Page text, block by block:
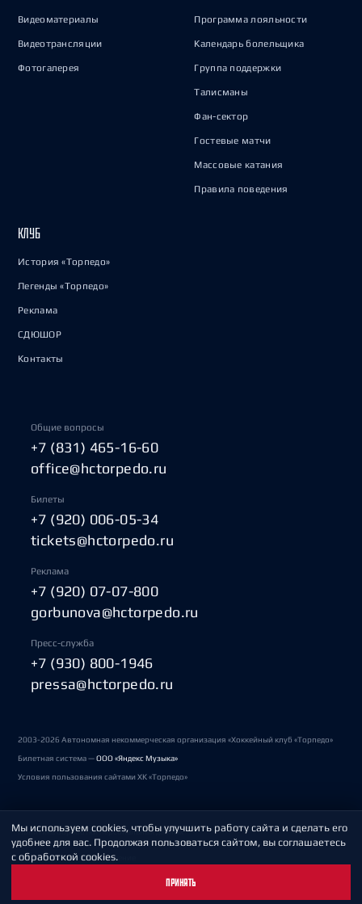
Видеоматериалы
Видеотрансляции
Фотогалерея
Программа лояльности
Календарь болельщика
Группа поддержки
Талисманы
Фан-сектор
Гостевые матчи
Массовые катания
Правила поведения
КЛУБ
История «Торпедо»
Легенды «Торпедо»
Реклама
СДЮШОР
Контакты
Общие вопросы
+7 (831) 465-16-60
office@hctorpedo.ru
Билеты
+7 (920) 006-05-34
tickets@hctorpedo.ru
Реклама
+7 (920) 07-07-800
gorbunova@hctorpedo.ru
Пресс-служба
+7 (930) 800-1946
pressa@hctorpedo.ru
2003-2026 Автономная некоммерческая организация «Хоккейный клуб «Торпедо»
Билетная система —ООО «Яндекс Музыка»
Условия пользования сайтами ХК «Торпедо»
Политика обработки персональных данных
Пользовательское соглашение
Мы используем cookies, чтобы улучшить работу сайта и сделать его
удобнее для вас. Продолжая пользоваться сайтом, вы соглашаетесь
с обработкой cookies.
ПРИНЯТЬ